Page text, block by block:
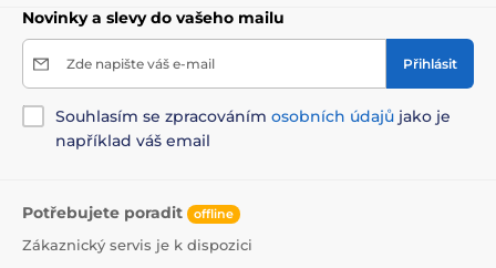
Novinky a slevy do vašeho mailu
Zde napište váš e-mail Přihlásit
Souhlasím se zpracováním osobních údajů jako je
například váš email
Potřebujete poradit offline
Zákaznický servis je k dispozici